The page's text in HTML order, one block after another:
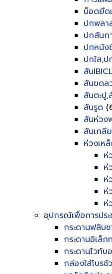
น็อดยึ
ปกพลา
ปกสันก
ปกหนัง
ปกใส,
สัน
สันขดล
สันตะปู,
สันรูด
สันห่วง
สันเกลี
ห่วงเห
ห่
ห่
ห่
ห่
ห่
อุปกรณ์เพื่อการประ
กระดานฟลิบ
กระดานอิเล็
กระดานไวท์บ
กล่องใส่โบรชั